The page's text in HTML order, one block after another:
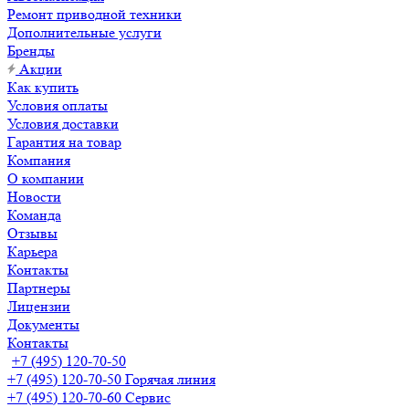
Ремонт приводной техники
Дополнительные услуги
Бренды
Акции
Как купить
Условия оплаты
Условия доставки
Гарантия на товар
Компания
О компании
Новости
Команда
Отзывы
Карьера
Контакты
Партнеры
Лицензии
Документы
Контакты
+7 (495) 120-70-50
+7 (495) 120-70-50 Горячая линия
+7 (495) 120-70-60 Сервис